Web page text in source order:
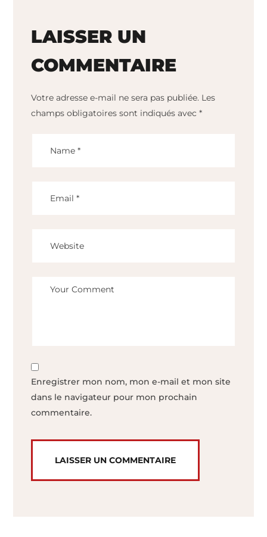
LAISSER UN
COMMENTAIRE
Votre adresse e-mail ne sera pas publiée. Les
champs obligatoires sont indiqués avec*
Enregistrer mon nom, mon e-mail et mon site
dans le navigateur pour mon prochain
commentaire.